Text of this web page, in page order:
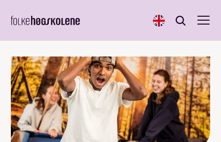
English Søk
Søk